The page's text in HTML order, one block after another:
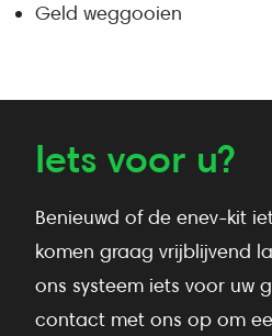
Geld weggooien
Iets voor u?
Benieuwd of de enev-kit
komen graag vrijblijvend
ons systeem iets voor uw
contact met ons op om